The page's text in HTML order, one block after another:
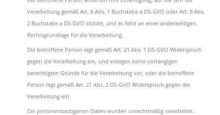
Verarbeitung gemäß Art. 6 Abs. 1 Buchstabe a DS-GVO oder Art. 9 Abs.
2 Buchstabe a DS-GVO stützte, und es fehlt an einer anderweitigen
Rechtsgrundlage für die Verarbeitung.
Die betroffene Person legt gemäß Art. 21 Abs. 1 DS-GVO Widerspruch
gegen die Verarbeitung ein, und esliegen keine vorrangigen
berechtigten Gründe für die Verarbeitung vor, oder die betroffene
Person legt gemäß Art. 21 Abs. 2 DS-GVO Widerspruch gegen die
Verarbeitung ein.
Die personenbezogenen Daten wurden unrechtmäßig verarbeitet.